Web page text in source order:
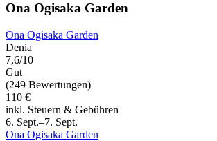
Ona Ogisaka Garden
Ona Ogisaka Garden
Denia
7,6/10
Gut
(249 Bewertungen)
110 €
inkl. Steuern & Gebühren
6. Sept.–7. Sept.
Ona Ogisaka Garden